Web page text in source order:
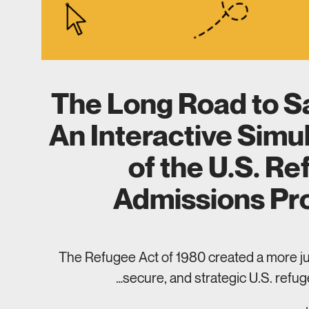
The Long Road to
An Interactive
of the U.S.
Admissions
The Refugee Act of 1980 created a more
secure, and strategic U.S.